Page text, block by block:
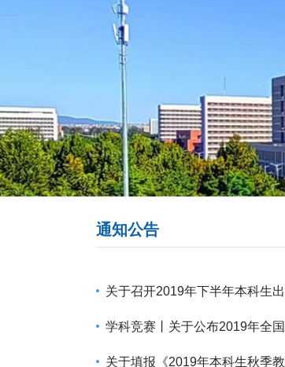
通知公告
关于召开2019年下半年本科生
学科竞赛丨关于公布2019年全
关于填报《2019年本科生秋季